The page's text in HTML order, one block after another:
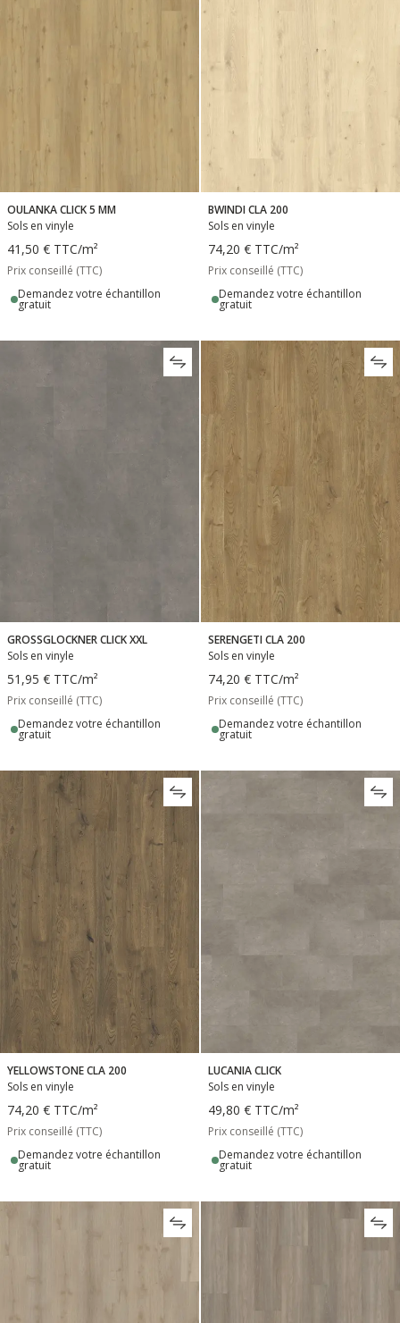
OULANKA CLICK 5 MM
Sols en vinyle
41,50 € TTC/m²
Prix conseillé (TTC)
Demandez votre échantillon
gratuit
BWINDI CLA 200
Sols en vinyle
74,20 € TTC/m²
Prix conseillé (TTC)
Demandez votre échantillon
gratuit
GROSSGLOCKNER CLICK XXL
Sols en vinyle
51,95 € TTC/m²
Prix conseillé (TTC)
Demandez votre échantillon
gratuit
SERENGETI CLA 200
Sols en vinyle
74,20 € TTC/m²
Prix conseillé (TTC)
Demandez votre échantillon
gratuit
YELLOWSTONE CLA 200
Sols en vinyle
74,20 € TTC/m²
Prix conseillé (TTC)
Demandez votre échantillon
gratuit
LUCANIA CLICK
Sols en vinyle
49,80 € TTC/m²
Prix conseillé (TTC)
Demandez votre échantillon
gratuit